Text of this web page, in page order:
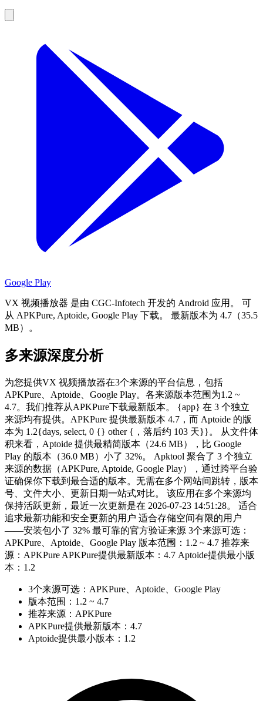
Google Play
VX 视频播放器 是由 CGC-Infotech 开发的 Android 应用。
可
从 APKPure, Aptoide, Google Play 下载。
最新版本为 4.7（35.5
MB）。
多来源深度分析
为您提供VX 视频播放器在3个来源的平台信息，包括
APKPure、Aptoide、Google Play。各来源版本范围为1.2 ~
4.7。我们推荐从APKPure下载最新版本。 {app} 在 3 个独立
来源均有提供。APKPure 提供最新版本 4.7，而 Aptoide 的版
本为 1.2{days, select, 0 {} other {，落后约 103 天}}。 从文件体
积来看，Aptoide 提供最精简版本（24.6 MB），比 Google
Play 的版本（36.0 MB）小了 32%。 Apktool 聚合了 3 个独立
来源的数据（APKPure, Aptoide, Google Play），通过跨平台验
证确保你下载到最合适的版本。无需在多个网站间跳转，版本
号、文件大小、更新日期一站式对比。 该应用在多个来源均
保持活跃更新，最近一次更新是在 2026-07-23 14:51:28。 适合
追求最新功能和安全更新的用户 适合存储空间有限的用户
——安装包小了 32% 最可靠的官方验证来源 3个来源可选：
APKPure、Aptoide、Google Play 版本范围：1.2 ~ 4.7 推荐来
源：APKPure APKPure提供最新版本：4.7 Aptoide提供最小版
本：1.2
3个来源可选：APKPure、Aptoide、Google Play
版本范围：1.2 ~ 4.7
推荐来源：APKPure
APKPure提供最新版本：4.7
Aptoide提供最小版本：1.2